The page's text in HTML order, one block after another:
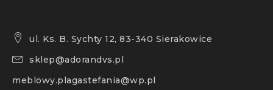
ul. Ks. B. Sychty 12, 83-340 Sierakowice
sklep@adorandvs.pl
meblowy.plagastefania@wp.pl